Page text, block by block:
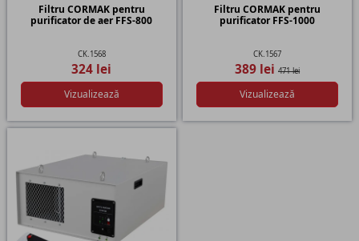
Filtru CORMAK pentru
purificator de aer FFS-800
CK.1568
324 lei
Vizualizează
Filtru CORMAK pentru
purificator FFS-1000
CK.1567
389 lei471 lei
Vizualizează